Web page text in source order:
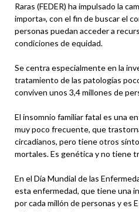
Raras (FEDER) ha impulsado la
importa», con el fin de buscar el
personas puedan acceder a
condiciones de equidad.
Se centra especialmente en la
tratamiento de las patologías
conviven unos 3,4 millones de
El insomnio familiar fatal es una
muy poco frecuente, que
circadianos, pero tiene otros
mortales. Es genética y no tiene
En el Día Mundial de las
esta enfermedad, que tiene una
por cada millón de personas y es